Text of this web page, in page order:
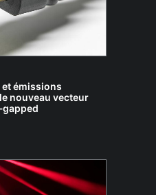
émissions
nouveau vecteur